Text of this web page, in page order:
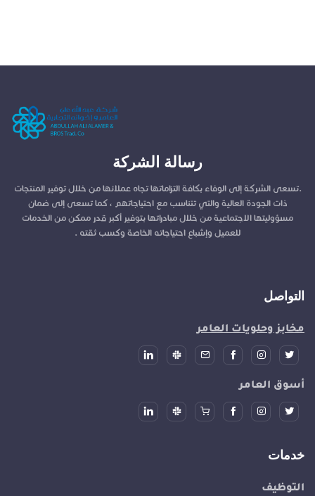
رسالة الشركة
.تسعى الشركة إلى الوفاء بكافة التزاماتها تجاه عملائها من خلال توفير المنتجات
ذات الجودة العالية والتي تتناسب مع احتياجاتهم ، كما تسعى إلى ضمان
مسؤوليتها الاجتماعية من خلال مبادراتها بتوفير أكبر قدر ممكن من الخدمات
للعميل وإشباع احتياجاته الخاصة وكسب ثقته .
التواصل
مخابز وحلويات العامر
أسوق العامر
خدمات
التوظيف